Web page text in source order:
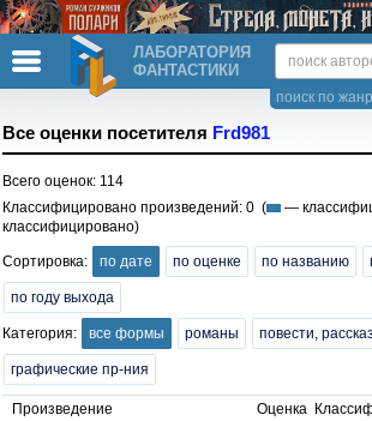
ЛАБОРАТОРИЯ
ФАНТАСТИКИ
поиск по
Все оценки посетителя Frd981
Всего оценок: 114
Классифицировано произведений: 0 (
—
классифицировано)
Сортировка: по дате по оценке по названию
по году выхода
Категория: все формы романы повести,
графические пр-ния
Произведение Оценка